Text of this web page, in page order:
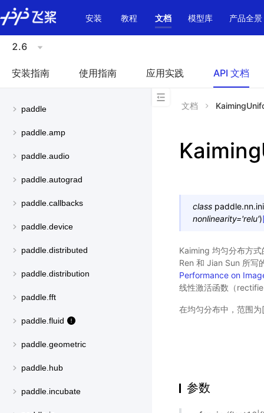
\u200E
安装
教程 文档 模型库 产品全景
2.6
安装指南 使用指南 应用实践 API 文档
paddle
paddle.amp
paddle.audio
paddle.autograd
paddle.callbacks
paddle.device
paddle.distributed
paddle.distribution
paddle.fft
paddle.fluid
paddle.geometric
paddle.hub
paddle.incubate
文档
class
nonlinearity='relu')
Kaiming 均匀分布方
Ren 和 Jian Sun 所写
Performance on
线性激活函数（
在均匀分布中，范围
参数